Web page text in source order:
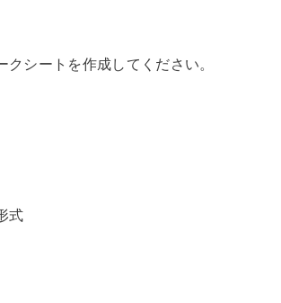
シートを作成してください。
式